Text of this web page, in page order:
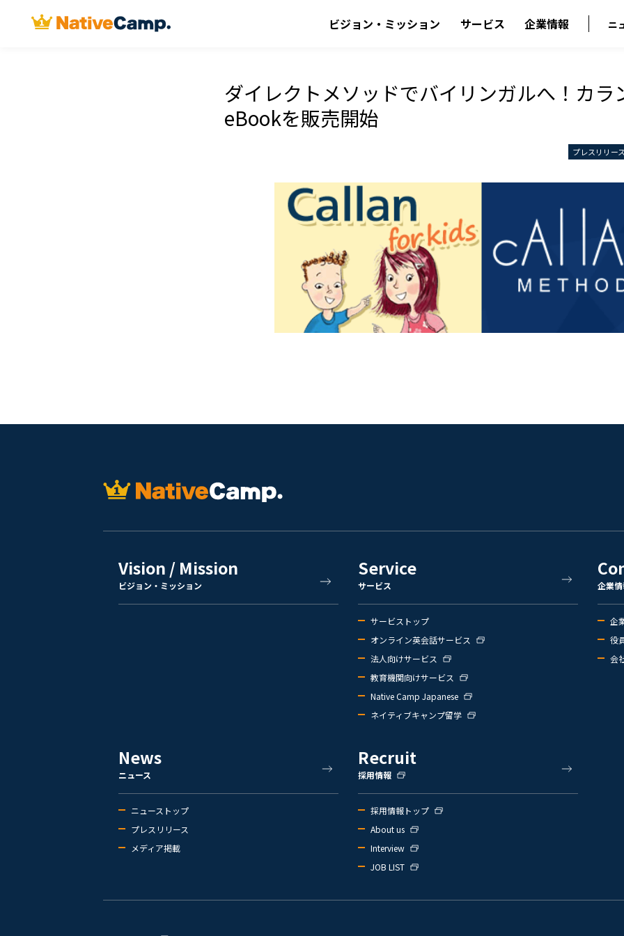
ビジョン・ミッション サービス 企業情報 ニ
ダイレクトメソッドでバイリンガルへ！カラ
eBookを販売開始
プレスリリース
Vision / Mission
ビジョン・ミッション
Service
サービス
サービストップ
オンライン英会話サービス
法人向けサービス
教育機関向けサービス
Native Camp Japanese
ネイティブキャンプ留学
企業
企
役
会
News
ニュース
ニューストップ
プレスリリース
メディア掲載
Recruit
採用情報
採用情報トップ
About us
Interview
JOB LIST